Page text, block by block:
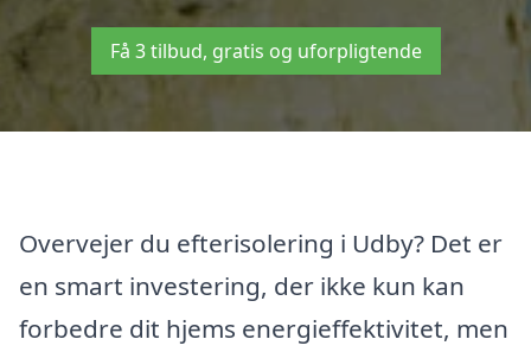
Få 3 tilbud, gratis og uforpligtende
Overvejer du efterisolering i Udby? Det er
en smart investering, der ikke kun kan
forbedre dit hjems energieffektivitet, men